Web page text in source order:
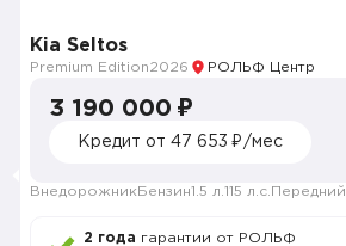
Kia Seltos
Premium Edition2026 РОЛЬФ Центр
3 190 000 ₽
Кредит от 47 653 ₽/мес
Внедорожник Бензин1.5 л. 115 л.с. Передний
2 года гарантии от РОЛЬФ